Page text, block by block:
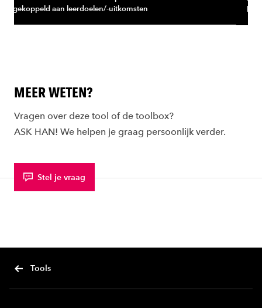
kwantitatieve feedback.
MEER WETEN?
Vragen over deze tool of de toolbox?
ASK HAN! We helpen je graag persoonlijk verder.
Stel je vraag
Tools